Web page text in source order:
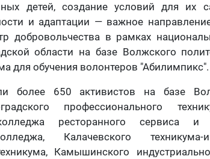
детей, создание условий для их
и адаптации — важное
добровольчества в рамках
области на базе Волжского
для обучения волонтеров "Абилимпикс".
более 650 активистов на базе
профессионального
ресторанного сервиса и
Калачевского техникума-
Камышинского